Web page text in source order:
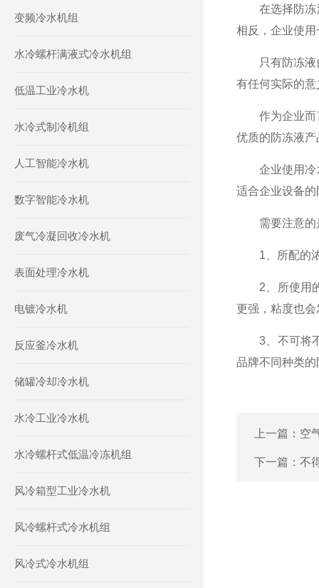
变频冷水机组
水冷螺杆满液式冷水机组
低温工业冷水机
水冷式制冷机组
人工智能冷水机
数字智能冷水机
废气冷凝回收冷水机
表面处理冷水机
电镀冷水机
反应釜冷水机
储罐冷却冷水机
水冷工业冷水机
水冷螺杆式低温冷冻机组
风冷箱型工业冷水机
风冷螺杆式冷水机组
风冷式冷水机组
在选择防冻液
相反，企业使
只有防冻液的
有任何实际的
作为企业而言
优质的防冻液
企业使用冷水
适合企业设备
需要注意的是
1、所配的浓
2、所使用的
更强，粘度也
3、不可将不
品牌不同种类
上一篇： 空
下一篇： 不